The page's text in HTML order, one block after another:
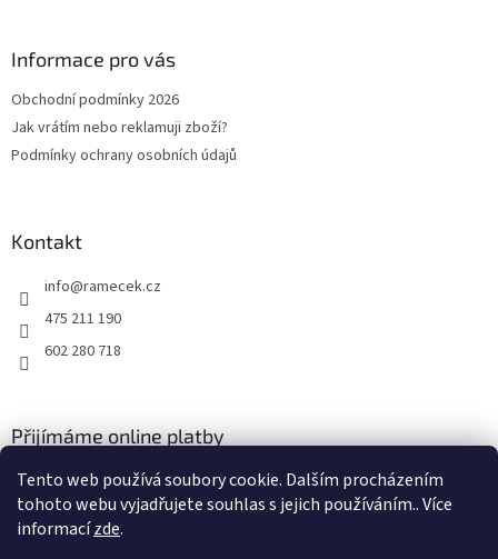
Tento web používá soubory cookie. Dalším procházením
tohoto webu vyjadřujete souhlas s jejich používáním.. Více
informacízde.
Informace pro vás
Obchodní podmínky 2026
Jak vrátím nebo reklamuji zboží?
Podmínky ochrany osobních údajů
Kontakt
info@ramecek.cz
475 211 190
602 280 718
Přijímáme online platby